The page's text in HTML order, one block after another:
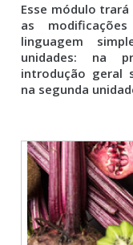
Esse módulo
as
linguagem
unidades: na
introdução geral
na segunda